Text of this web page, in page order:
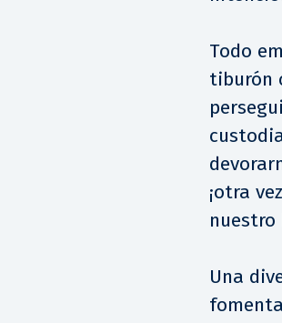
Todo
tiburón
¡otra
nuestro
Una